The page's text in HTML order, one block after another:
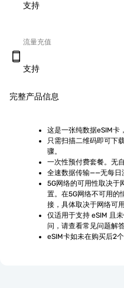
支持
流量充值
支持
完整产品信息
这是一张纯数据eSIM卡
只需扫描二维码即可下
骤。
一次性预付费套餐。无
全速数据传输——无每日
5G网络的可用性取决于
置。在5G网络不可用的
接，具体取决于网络可用
仅适用于支持 eSIM 且
问，请查看常见问题解答
eSIM卡如未在购买后2